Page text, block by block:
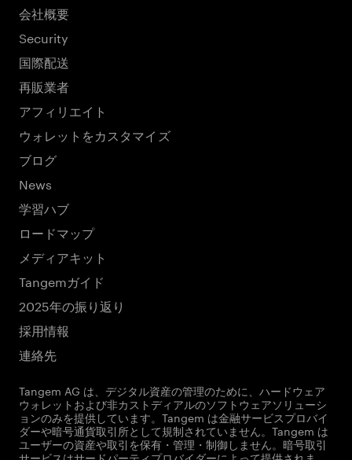
会社概要
Security
国際配送
再販業者
アフィリエイト
ウォレットをカスタマイズ
ブログ
News
学習ハブ
ロードマップ
メディアキット
Tangemガイド
2025年の振り返り
採用情報
連絡先
Tangem AG は、デジタル資産の管理のために、ハードウェア
ウォレットおよび非カストディアルのソフトウェアソリューシ
ョンのみを提供しています。Tangem は金融サービスプロバイ
ダーや暗号通貨取引所として規制されていません。Tangem は
ユーザーの資産や取引を保有・管理・制御しません。暗号取引